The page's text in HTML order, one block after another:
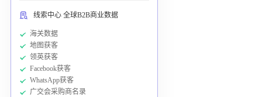
线索中心 全球B2B商业数据
海关数据
地图获客
领英获客
Facebook获客
WhatsApp获客
广交会采购商名录